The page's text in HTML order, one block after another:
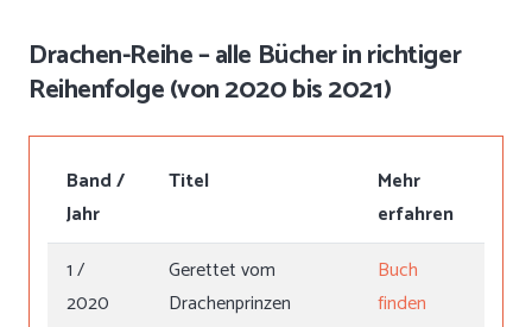
Drachen-Reihe – alle Bücher in richtiger
Reihenfolge (von 2020 bis 2021)
Band /
Jahr
Titel
Mehr
erfahren
1 /
2020
Gerettet vom
Drachenprinzen
Buch
finden